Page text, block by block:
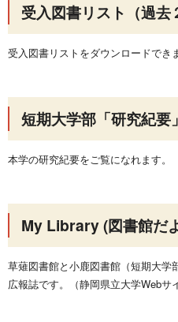
受入図書リスト（過去
受入図書リストをダウンロードでき
短期大学部「研究紀要」
本学の研究紀要をご覧になれます。
My Library (図書館だ
草薙図書館と小鹿図書館（短期大学
広報誌です。（静岡県立大学Webサ